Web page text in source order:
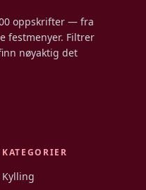
oppskrifter — fra
festmenyer. Filtrer
nøyaktig det
KATEGORIER
Kylling